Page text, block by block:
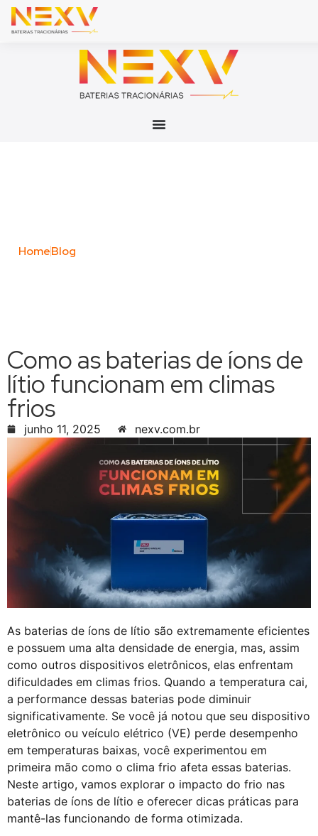
HomeBlog
Como as baterias de íons de
lítio funcionam em climas
frios
junho 11, 2025 nexv.com.br
As baterias de íons de lítio são extremamente eficientes
e possuem uma alta densidade de energia, mas, assim
como outros dispositivos eletrônicos, elas enfrentam
dificuldades em climas frios. Quando a temperatura cai,
a performance dessas baterias pode diminuir
significativamente. Se você já notou que seu dispositivo
eletrônico ou veículo elétrico (VE) perde desempenho
em temperaturas baixas, você experimentou em
primeira mão como o clima frio afeta essas baterias.
Neste artigo, vamos explorar o impacto do frio nas
baterias de íons de lítio e oferecer dicas práticas para
mantê-las funcionando de forma otimizada.